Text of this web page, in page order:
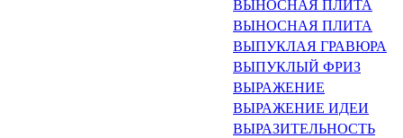
ВЫНОСНАЯ ПЛИТА
ВЫНОСНАЯ ПЛИТА
ВЫПУКЛАЯ ГРАВЮРА
ВЫПУКЛЫЙ ФРИЗ
ВЫРАЖЕНИЕ
ВЫРАЖЕНИЕ ИДЕИ
ВЫРАЗИТЕЛЬНОСТЬ